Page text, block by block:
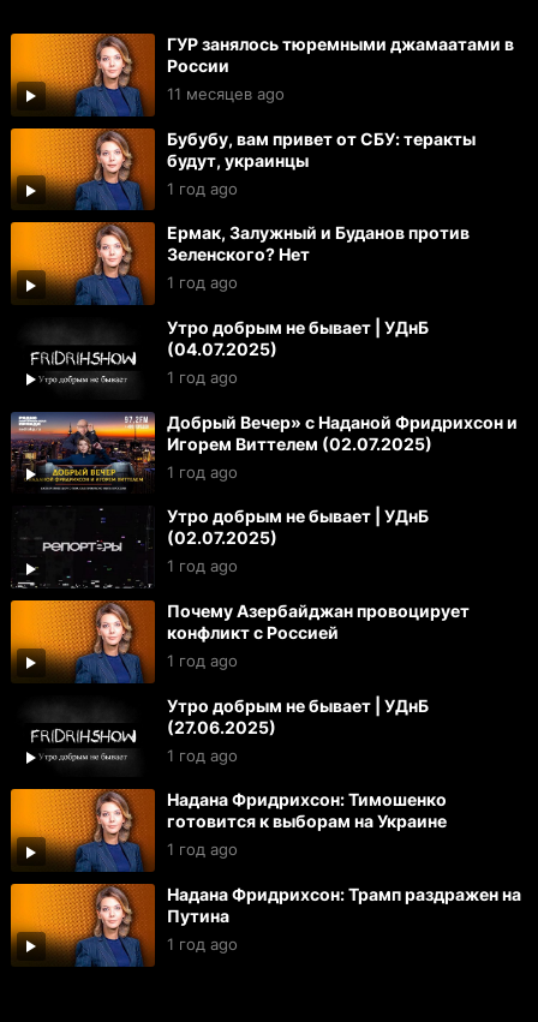
ГУР занялось тюремными джамаатами в
России
11 месяцев ago
Бубубу, вам привет от СБУ: теракты
будут, украинцы
1 год ago
Ермак, Залужный и Буданов против
Зеленского? Нет
1 год ago
Утро добрым не бывает | УДнБ
(04.07.2025)
1 год ago
Добрый Вечер» с Наданой Фридрихсон и
Игорем Виттелем (02.07.2025)
1 год ago
Утро добрым не бывает | УДнБ
(02.07.2025)
1 год ago
Почему Азербайджан провоцирует
конфликт с Россией
1 год ago
Утро добрым не бывает | УДнБ
(27.06.2025)
1 год ago
Надана Фридрихсон: Тимошенко
готовится к выборам на Украине
1 год ago
Надана Фридрихсон: Трамп раздражен на
Путина
1 год ago